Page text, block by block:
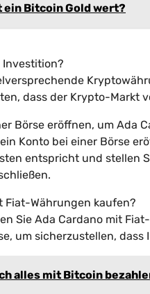
ein Bitcoin Gold wert?
Investition?
dass der Krypto-Markt
Börse eröffnen, um Ada
Konto bei einer Börse
entspricht und stellen
Fiat-Währungen kaufen?
Sie Ada Cardano mit
um sicherzustellen,
alles mit Bitcoin